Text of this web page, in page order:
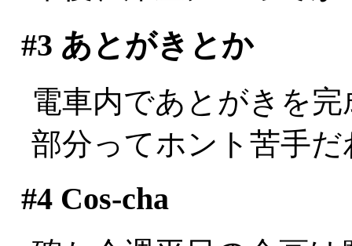
#3 あとがきとか
電車内であとがきを
部分ってホント苦手だ
#4Cos-cha